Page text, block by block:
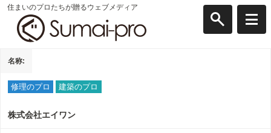
住まいのプロたちが贈るウェブメディア
名称
修理のプロ 建築のプロ
株式会社エイワン